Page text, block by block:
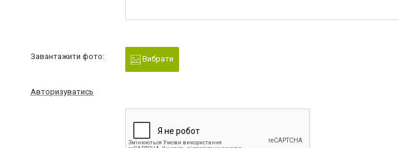
Завантажити фото: Вибрати
Авторизуватись